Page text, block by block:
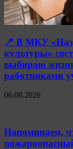
📍 В МКУ
культуры»
выбираю
работниками
06.08.2026
Напоминаем,